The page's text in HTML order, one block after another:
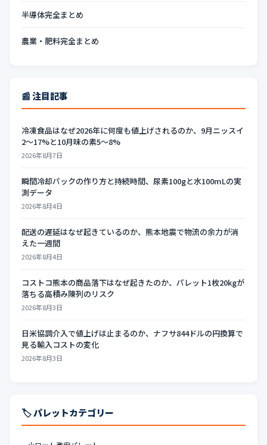
半導体完全まとめ
農業・肥料完全まとめ
📰 注目記事
冷凍食品はなぜ2026年に何度も値上げされるのか、9月ニッスイ
2〜17%と10月味の素5〜8%
2026年8月7日
瞬間冷却パックの作り方と持続時間、尿素100gと水100mLの実
測データ
2026年8月4日
配送の遅延はなぜ起きているのか、熊本地震で物流の余力が消
えた一週間
2026年8月4日
コストコ熊本の商品落下はなぜ起きたのか、パレット1枚20kgが
落ちる高積み陳列のリスク
2026年8月3日
日米協調介入で値上げは止まるのか、ナフサ844ドルの円換算で
見る輸入コストの変化
2026年8月3日
🏷️ パレットカテゴリー